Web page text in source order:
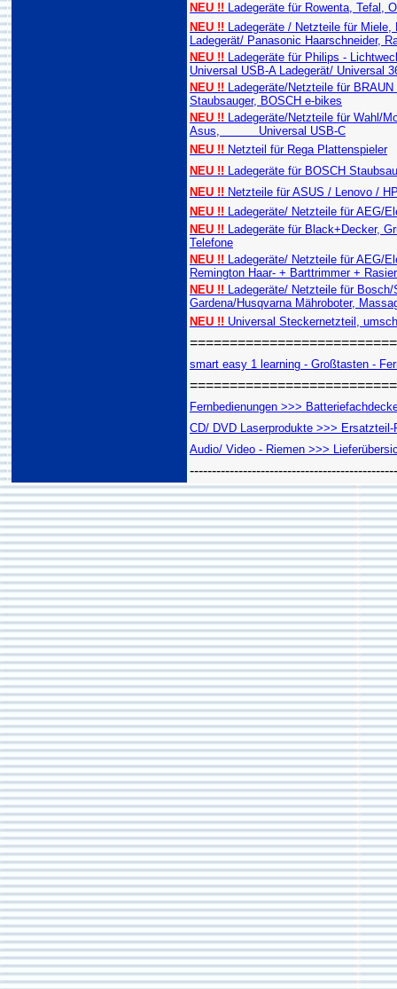
NEU !! Ladegeräte für Rowenta, Tefal,
NEU !! Ladegeräte / Netzteile für
Ladegerät/ Panasonic Haarschneider,
NEU !! Ladegeräte für Philips -
Universal USB-A Ladegerät/ Universal
NEU !! Ladegeräte/Netzteile für
Staubsauger, BOSCH e-bikes
NEU !! Ladegeräte/Netzteile für Wahl/
Asus, Universal USB-C
NEU !! Netzteil für Rega Plattenspieler
NEU !! Ladegeräte für BOSCH
NEU !! Netzteile für ASUS / Lenovo /
NEU !! Ladegeräte/ Netzteile für AEG/
NEU !! Ladegeräte für Black+Decker,
Telefone
NEU !! Ladegeräte/ Netzteile für AEG/
Remington Haar- + Barttrimmer +
NEU !! Ladegeräte/ Netzteile für
Gardena/Husqvarna Mähroboter,
NEU !! Universal Steckernetzteil,
smart easy 1 learning - Großtasten -
Fernbedienungen >>>
CD/ DVD Laserprodukte >>> Ersatzteil-
Audio/ Video - Riemen >>>